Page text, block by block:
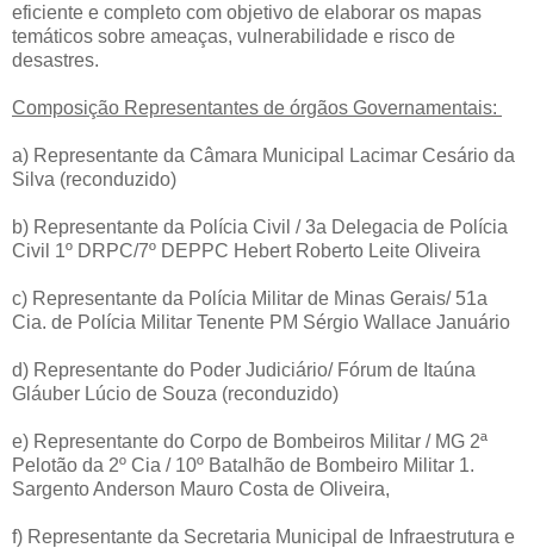
eficiente e completo com objetivo de elaborar os mapas
temáticos sobre ameaças, vulnerabilidade e risco de
desastres.
Composição Representantes de órgãos Governamentais:
a) Representante da Câmara Municipal Lacimar Cesário da
Silva (reconduzido)
b) Representante da Polícia Civil / 3a Delegacia de Polícia
Civil 1º DRPC/7º DEPPC Hebert Roberto Leite Oliveira
c) Representante da Polícia Militar de Minas Gerais/ 51a
Cia. de Polícia Militar Tenente PM Sérgio Wallace Januário
d) Representante do Poder Judiciário/ Fórum de Itaúna
Gláuber Lúcio de Souza (reconduzido)
e) Representante do Corpo de Bombeiros Militar / MG 2ª
Pelotão da 2º Cia / 10º Batalhão de Bombeiro Militar 1.
Sargento Anderson Mauro Costa de Oliveira,
f) Representante da Secretaria Municipal de Infraestrutura e